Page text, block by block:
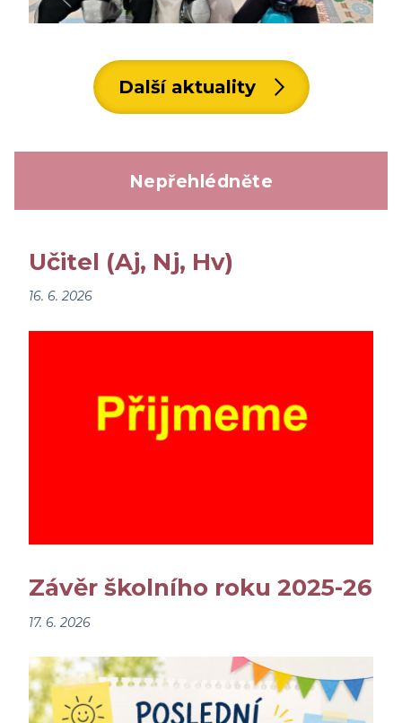
Další aktuality
Nepřehlédněte
Učitel (Aj, Nj, Hv)
16. 6. 2026
Závěr školního roku 2025-26
17. 6. 2026